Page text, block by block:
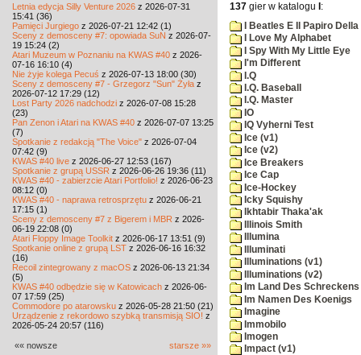
Letnia edycja Silly Venture 2026 z 2026-07-31
15:41 (36)
Pamięci Jurgiego z 2026-07-21 12:42 (1)
Sceny z demosceny #7: opowiada SuN z 2026-07-
19 15:24 (2)
Atari Muzeum w Poznaniu na KWAS #40 z 2026-
07-16 16:10 (4)
Nie żyje kolega Pecuś z 2026-07-13 18:00 (30)
Sceny z demosceny #7 - Grzegorz "Sun" Żyła z
2026-07-12 17:29 (12)
Lost Party 2026 nadchodzi z 2026-07-08 15:28
(23)
Pan Zenon i Atari na KWAS #40 z 2026-07-07 13:25
(7)
Spotkanie z redakcją "The Voice" z 2026-07-04
07:42 (9)
KWAS #40 live z 2026-06-27 12:53 (167)
Spotkanie z grupą USSR z 2026-06-26 19:36 (11)
KWAS #40 - zabierzcie Atari Portfolio! z 2026-06-23
08:12 (0)
KWAS #40 - naprawa retrosprzętu z 2026-06-21
17:15 (1)
Sceny z demosceny #7 z Bigerem i MBR z 2026-
06-19 22:08 (0)
Atari Floppy Image Toolkit z 2026-06-17 13:51 (9)
Spotkanie online z grupą LST z 2026-06-16 16:32
(16)
Recoil zintegrowany z macOS z 2026-06-13 21:34
(5)
KWAS #40 odbędzie się w Katowicach z 2026-06-
07 17:59 (25)
Commodore po atarowsku z 2026-05-28 21:50 (21)
Urządzenie z rekordowo szybką transmisją SIO! z
2026-05-24 20:57 (116)
«« nowsze starsze »»
137 gier w katalogu
:
I Beatles E Il Papiro Della
I Love My Alphabet
I Spy With My Little Eye
I'm Different
I.Q
I.Q. Baseball
I.Q. Master
IO
IQ Vyherni Test
Ice (v1)
Ice (v2)
Ice Breakers
Ice Cap
Ice-Hockey
Icky Squishy
Ikhtabir Thaka'ak
Illinois Smith
Illumina
Illuminati
Illuminations (v1)
Illuminations (v2)
Im Land Des Schreckens
Im Namen Des Koenigs
Imagine
Immobilo
Imogen
Impact (v1)